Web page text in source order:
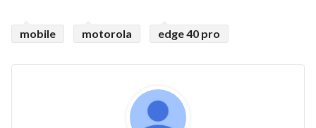
mobile motorola edge 40 pro